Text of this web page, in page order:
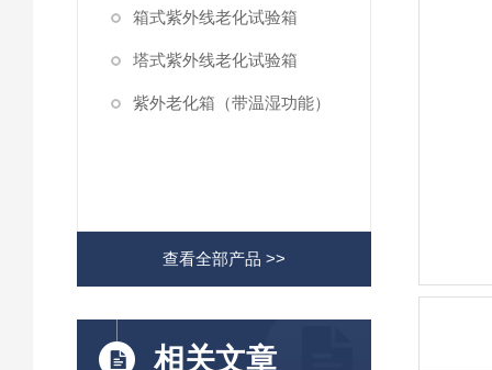
箱式紫外线老化试验箱
塔式紫外线老化试验箱
紫外老化箱（带温湿功能）
查看全部产品 >>
相关文章